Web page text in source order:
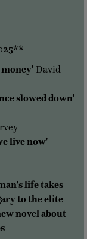
David
slowed down'
live now'
life takes
to the elite
novel about